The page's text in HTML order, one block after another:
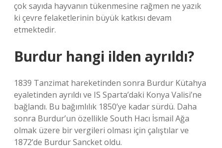
çok sayıda hayvanın tükenmesine rağmen ne yazık
ki çevre felaketlerinin büyük katkısı devam
etmektedir.
Burdur hangi ilden ayrıldı?
1839 Tanzimat hareketinden sonra Burdur Kütahya
eyaletinden ayrıldı ve IS Sparta’daki Konya Valisi’ne
bağlandı. Bu bağımlılık 1850’ye kadar sürdü. Daha
sonra Burdur’un özellikle South Hacı İsmail Ağa
olmak üzere bir vergileri olması için çalıştılar ve
1872’de Burdur Sancket oldu.